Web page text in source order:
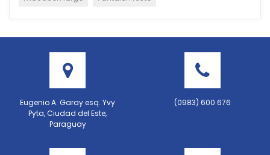
Eugenio A. Garay esq. Yvy
Pyta, Ciudad del Este,
Paraguay
(0983) 600 676